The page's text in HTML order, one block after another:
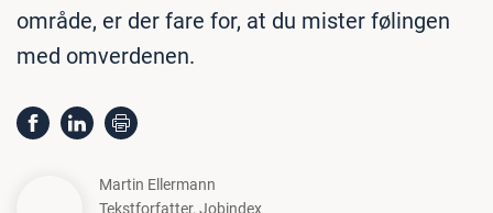
område, er der fare for, at du mister følingen
med omverdenen.
Martin Ellermann
Tekstforfatter, Jobindex